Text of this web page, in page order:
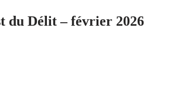
du Délit – février 2026